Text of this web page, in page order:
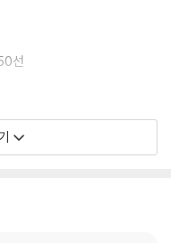
폭포수처럼 쏟아져 내렸다.
도 같은 어투에 의사 리유는
짓이 아님은 알고 있었다. 그
결하는 그 무엇을 표현하고
표현될 수 있을 뿐이었다. 그
서 그랑이 무엇을 의미하는
한 노력들을 표현해 낼 수 없
선
권의 책